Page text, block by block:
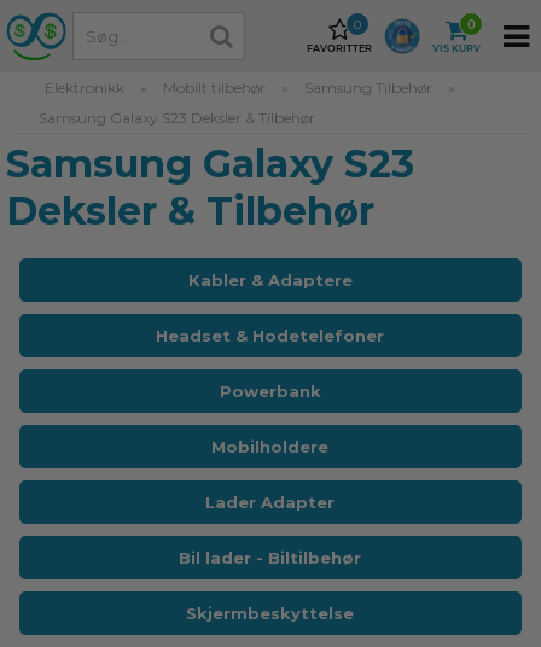
FAVORITTER
0
VIS KURV
0
Elektronikk » Mobilt tilbehør » Samsung Tilbehør
»
Samsung Galaxy S23 Deksler & Tilbehør
Samsung Galaxy S23
Deksler & Tilbehør
Kabler & Adaptere
Headset & Hodetelefoner
Powerbank
Mobilholdere
Lader Adapter
Bil lader - Biltilbehør
Skjermbeskyttelse